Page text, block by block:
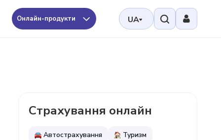
Онлайн-продукти UA
Страхування онлайн
Автострахування
Туризм